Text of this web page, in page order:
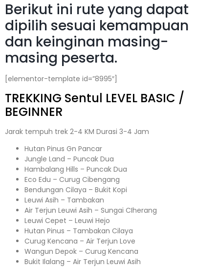
Berikut ini rute yang dapat
dipilih sesuai kemampuan
dan keinginan masing-
masing peserta.
[elementor-template id=”8995″]
TREKKING Sentul LEVEL BASIC /
BEGINNER
Jarak tempuh trek 2-4 KM Durasi 3-4 Jam
Hutan Pinus Gn Pancar
Jungle Land – Puncak Dua
Hambalang Hills – Puncak Dua
Eco Edu – Curug Cibengang
Bendungan Cilaya – Bukit Kopi
Leuwi Asih – Tambakan
Air Terjun Leuwi Asih – Sungai CIherang
Leuwi Cepet – Leuwi Hejo
Hutan Pinus – Tambakan Cilaya
Curug Kencana – Air Terjun Love
Wangun Depok – Curug Kencana
Bukit Ilalang – Air Terjun Leuwi Asih